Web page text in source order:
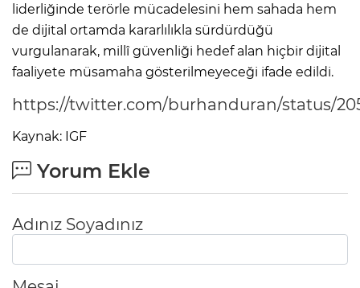
liderliğinde terörle mücadelesini hem sahada hem
de dijital ortamda kararlılıkla sürdürdüğü
vurgulanarak, millî güvenliği hedef alan hiçbir dijital
faaliyete müsamaha gösterilmeyeceği ifade edildi.
https://twitter.com/burhanduran/status/
Kaynak: IGF
Yorum Ekle
Adınız Soyadınız